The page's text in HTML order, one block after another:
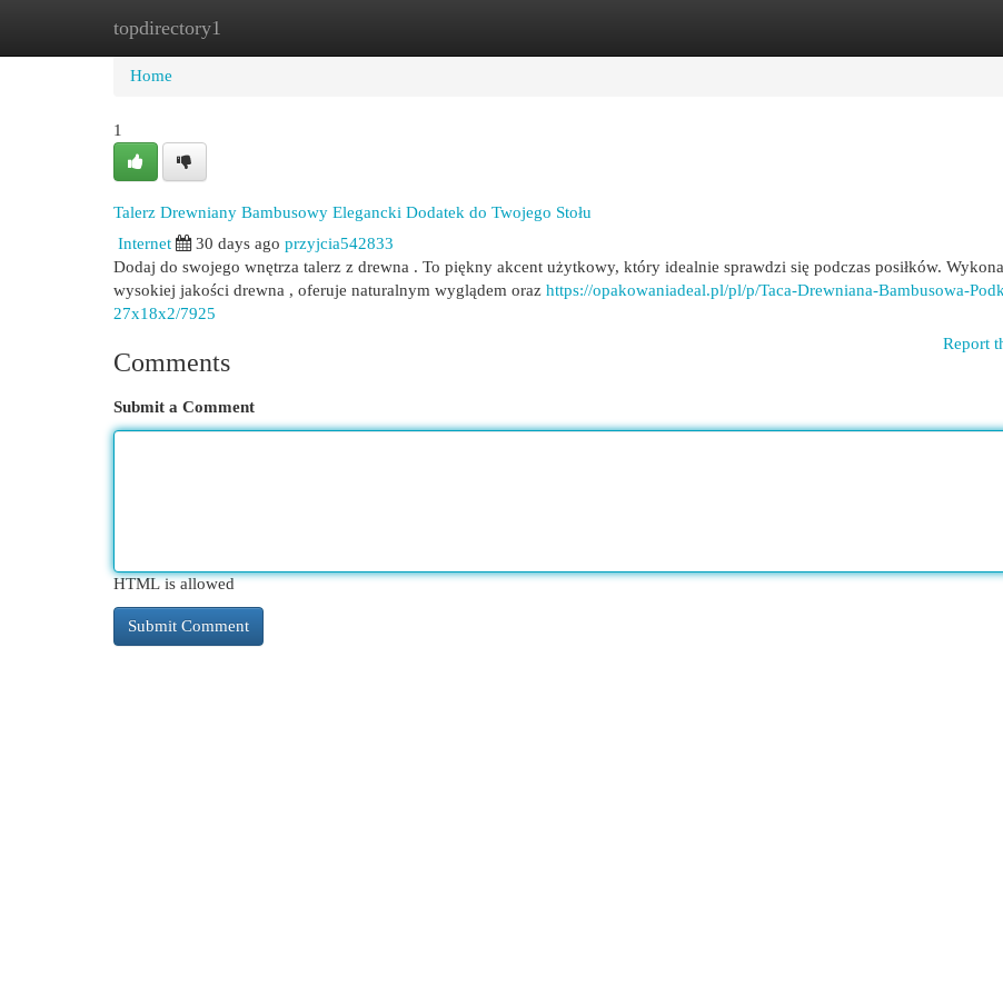
topdirectory1
Home
Home
1
Talerz Drewniany Bambusowy Elegancki Dodatek do Twojego Stołu
Internet
30 days ago przyjcia542833
Dodaj do swojego wnętrza talerz z drewna . To piękny akcent użytkowy, który idealnie sprawdzi się podczas posiłków.
wysokiej jakości drewna , oferuje naturalnym wyglądem oraz https://opakowaniadeal.pl/pl/p/Taca-Drewniana-Bambusowa-
27x18x2/7925
Report
Comments
Submit a Comment
HTML is allowed